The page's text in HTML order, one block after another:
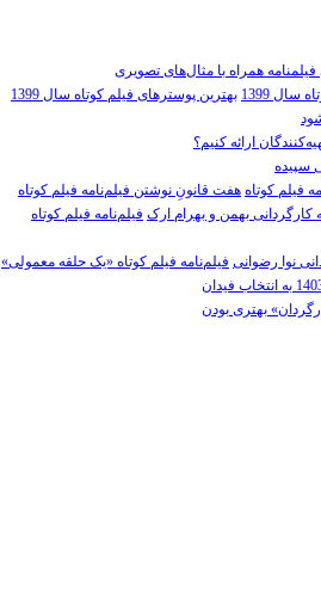
همراه با مثال‌های تصویری
بهترین پوسترهای فیلم کوتاه سال 1399
ارائه کنیم؟
سپیده
هفت قانونِ نوشتن فیلم‌نامه فیلم کوتاه
فیلم‌نامه فیلم کوتاه
فیلم‌نامه فیلم کوتاه «یک حلقه معمولی»